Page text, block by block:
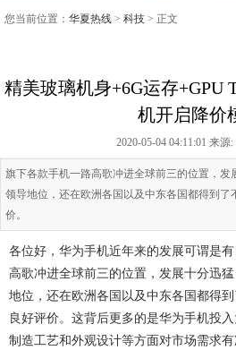
您当前位置： 华夏热线 > 科技 > 正文
精美玻璃机身+6G运存+GPU
机开启降价
2020-05-04 04:11:01 来源:
旗下各款手机一路高歌冲进全球前三的位置，发
领导地位，还在欧洲各国以及中东各国都得到了
价。
各位好，华为手机近年来的发展可谓是
高歌冲进全球前三的位置，发展十分迅
地位，还在欧洲各国以及中东各国都得
良好评价。这背后更多的是华为手机投
制造工艺和外观设计等方面对市场需求